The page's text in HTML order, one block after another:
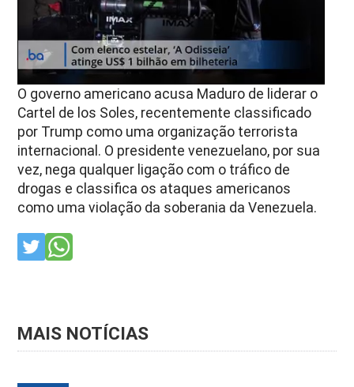
O governo americano acusa Maduro de liderar o
Cartel de los Soles, recentemente classificado
por Trump como uma organização terrorista
internacional. O presidente venezuelano, por sua
vez, nega qualquer ligação com o tráfico de
drogas e classifica os ataques americanos
como uma violação da soberania da Venezuela.
MAIS NOTÍCIAS